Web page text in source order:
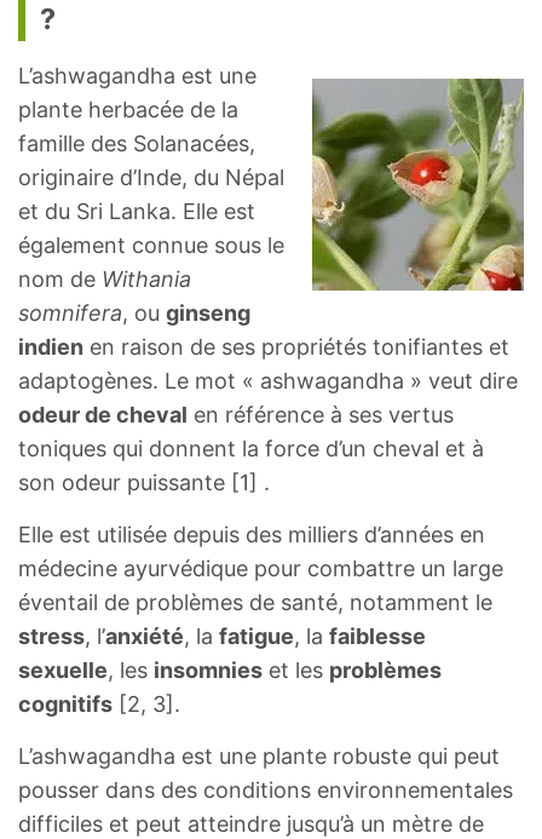
?
L’ashwagandha est une
plante herbacée de la
famille des Solanacées,
originaire d’Inde, du Népal
et du Sri Lanka. Elle est
également connue sous le
nom de Withania
somnifera, ou ginseng
indien en raison de ses propriétés tonifiantes et
adaptogènes. Le mot « ashwagandha » veut dire
odeur de cheval en référence à ses vertus
toniques qui donnent la force d’un cheval et à
son odeur puissante [1] .
Elle est utilisée depuis des milliers d’années en
médecine ayurvédique pour combattre un large
éventail de problèmes de santé, notamment le
stress, l’anxiété, la fatigue, la faiblesse
sexuelle, les insomnies et les problèmes
cognitifs [2, 3].
L’ashwagandha est une plante robuste qui peut
pousser dans des conditions environnementales
difficiles et peut atteindre jusqu’à un mètre de